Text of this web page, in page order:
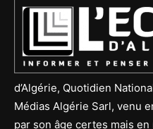
d’Algérie, Quotidien
Médias Algérie Sarl, venu
par son âge certes mais